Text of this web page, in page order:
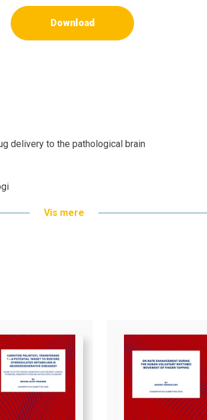
Download
delivery to the pathological brain
Vis mere